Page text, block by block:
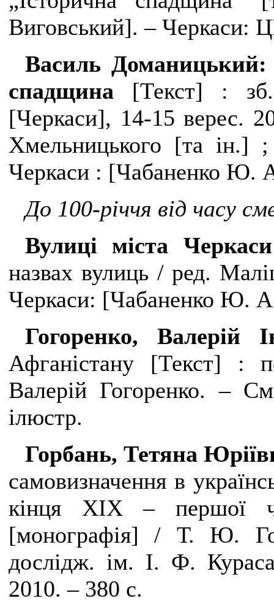
Виговський]. – Черкаси:
Василь Доманицький:
спадщина [Текст] :
[Черкаси], 14-15 верес.
Хмельницького [та
Черкаси : [Чабаненко Ю.
До 100-річчя від часу
Вулиці міста
назвах вулиць / ред.
Черкаси: [Чабаненко Ю.
Гогоренко, Валерій
Афганістану [Текст] :
Валерій Гогоренко. –
ілюстр.
Горбань, Тетяна
самовизначення в
кінця ХІХ – першої
[монографія] / Т. Ю.
дослідж. ім. І. Ф.
2010. – 380 с.